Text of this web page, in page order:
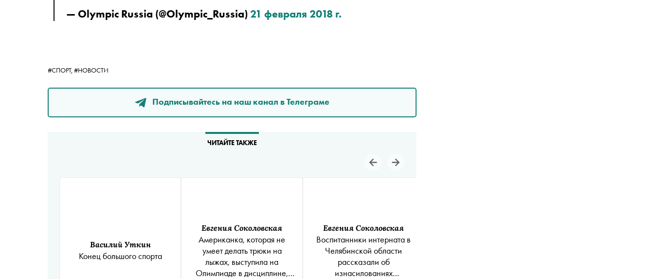
— Olympic Russia (@Olympic_Russia) 21 февраля 2018 г.
#СПОРТ, #НОВОСТИ
Подписывайтесь на наш канал в Телеграме
ЧИТАЙТЕ ТАКЖЕ
Василий Уткин
Конец большого спорта
Евгения Соколовская
Американка, которая не
умеет делать трюки на
лыжах, выступила на
Олимпиаде в дисциплине,
Евгения Соколовская
Воспитанники интерната в
Челябинской области
рассказали об
изнасилованиях